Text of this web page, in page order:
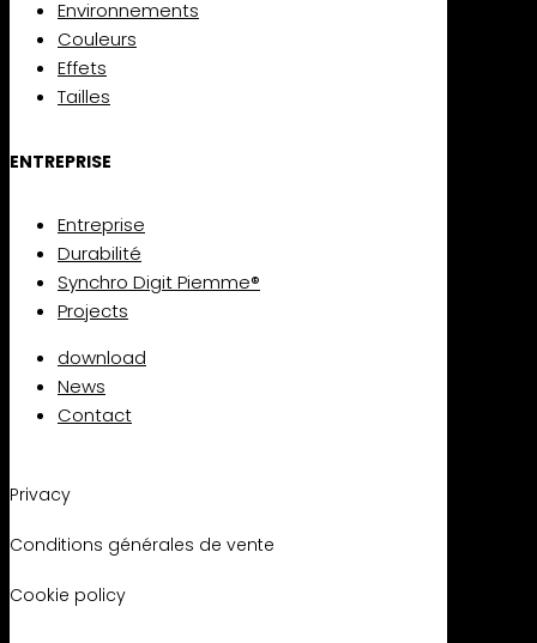
Environnements
Couleurs
Effets
Tailles
ENTREPRISE
Entreprise
Durabilité
Synchro Digit Piemme®
Projects
download
News
Contact
Privacy
Conditions générales de vente
Cookie policy